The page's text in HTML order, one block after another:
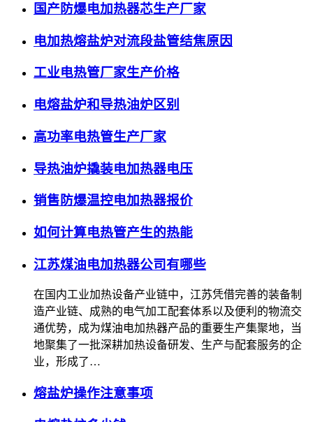
国产防爆电加热器芯生产厂家
电加热熔盐炉对流段盐管结焦原因
工业电热管厂家生产价格
电熔盐炉和导热油炉区别
高功率电热管生产厂家
导热油炉撬装电加热器电压
销售防爆温控电加热器报价
如何计算电热管产生的热能
江苏煤油电加热器公司有哪些
在国内工业加热设备产业链中，江苏凭借完善的装备制
造产业链、成熟的电气加工配套体系以及便利的物流交
通优势，成为煤油电加热器产品的重要生产集聚地，当
地聚集了一批深耕加热设备研发、生产与配套服务的企
业，形成了…
熔盐炉操作注意事项